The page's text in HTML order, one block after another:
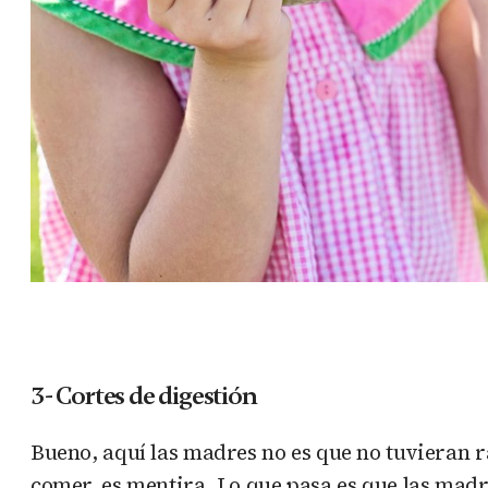
3- Cortes de digestión
Bueno, aquí las madres no es que no tuvieran